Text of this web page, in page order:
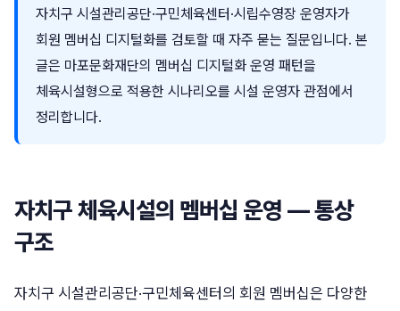
자치구 시설관리공단·구민체육센터·시립수영장 운영자가
회원 멤버십 디지털화를 검토할 때 자주 묻는 질문입니다. 본
글은 마포문화재단의 멤버십 디지털화 운영 패턴을
체육시설형으로 적용한 시나리오를 시설 운영자 관점에서
정리합니다.
자치구 체육시설의 멤버십 운영 — 통상
구조
자치구 시설관리공단·구민체육센터의 회원 멤버십은 다양한